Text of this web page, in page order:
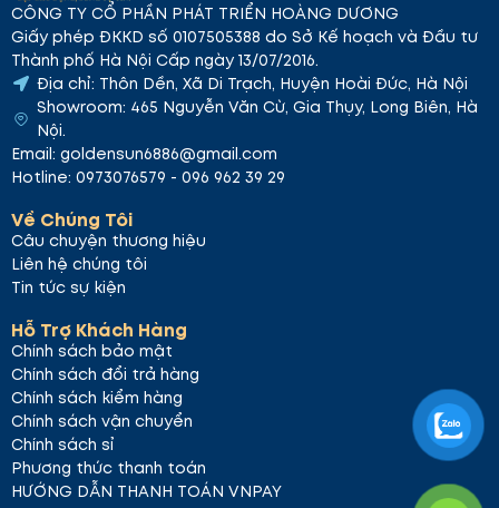
CÔNG TY CỔ PHẦN PHÁT TRIỂN HOÀNG DƯƠNG
Giấy phép ĐKKD số 0107505388 do Sở Kế hoạch và Đầu tư
Thành phố Hà Nội Cấp ngày 13/07/2016.
Địa chỉ: Thôn Dền, Xã Di Trạch, Huyện Hoài Đức, Hà Nội
Showroom: 465 Nguyễn Văn Cừ, Gia Thụy, Long Biên, Hà
Nội.
Email: goldensun6886@gmail.com
Hotline: 0973076579 - 096 962 39 29
Về Chúng Tôi
Câu chuyện thương hiệu
Liên hệ chúng tôi
Tin tức sự kiện
Hỗ Trợ Khách Hàng
Chính sách bảo mật
Chính sách đổi trả hàng
Chính sách kiểm hàng
Chính sách vận chuyển
Chính sách sỉ
Phương thức thanh toán
HƯỚNG DẪN THANH TOÁN VNPAY